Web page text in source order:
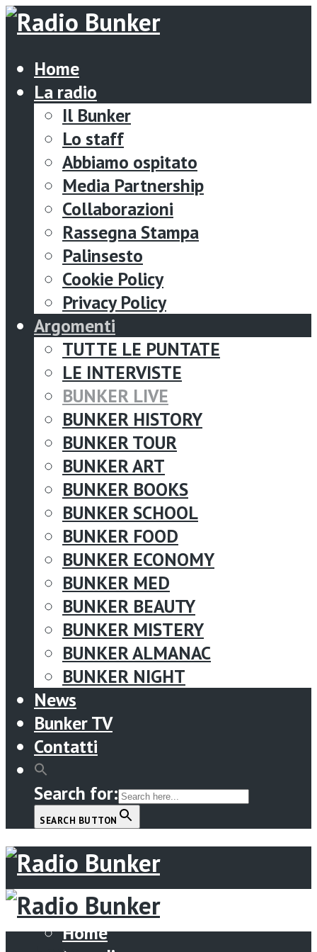
Home
La radio
Il Bunker
Lo staff
Abbiamo ospitato
Media Partnership
Collaborazioni
Rassegna Stampa
Palinsesto
Cookie Policy
Privacy Policy
Argomenti
TUTTE LE PUNTATE
LE INTERVISTE
BUNKER LIVE
BUNKER HISTORY
BUNKER TOUR
BUNKER ART
BUNKER BOOKS
BUNKER SCHOOL
BUNKER FOOD
BUNKER ECONOMY
BUNKER MED
BUNKER BEAUTY
BUNKER MISTERY
BUNKER ALMANAC
BUNKER NIGHT
News
Bunker TV
Contatti
Search for:
SEARCH BUTTON
Menu
Home